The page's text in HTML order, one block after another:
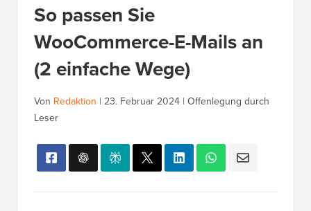
So passen Sie
WooCommerce-E-Mails an
(2 einfache Wege)
Von Redaktion | 23. Februar 2024 | Offenlegung durch
Leser